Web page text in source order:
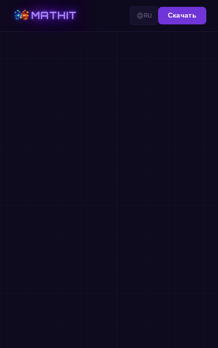
MATHIT RU Скачать